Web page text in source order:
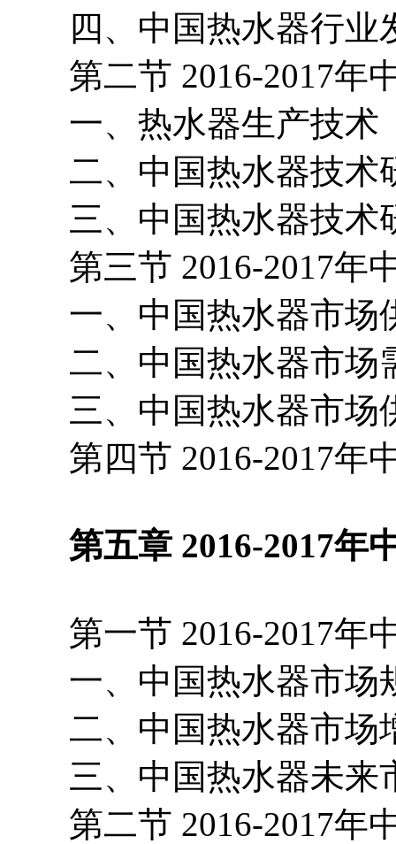
四、中国热水器行业
第二节 2016-2017年
一、热水器生产技术
二、中国热水器技术
三、中国热水器技术
第三节 2016-2017年
一、中国热水器市场
二、中国热水器市场
三、中国热水器市场
第四节 2016-2017年
第五章 2016-2017年
第一节 2016-2017年
一、中国热水器市场
二、中国热水器市场
三、中国热水器未来
第二节 2016-2017年